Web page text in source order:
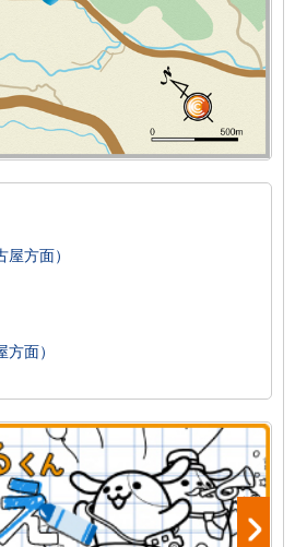
方面）
面）